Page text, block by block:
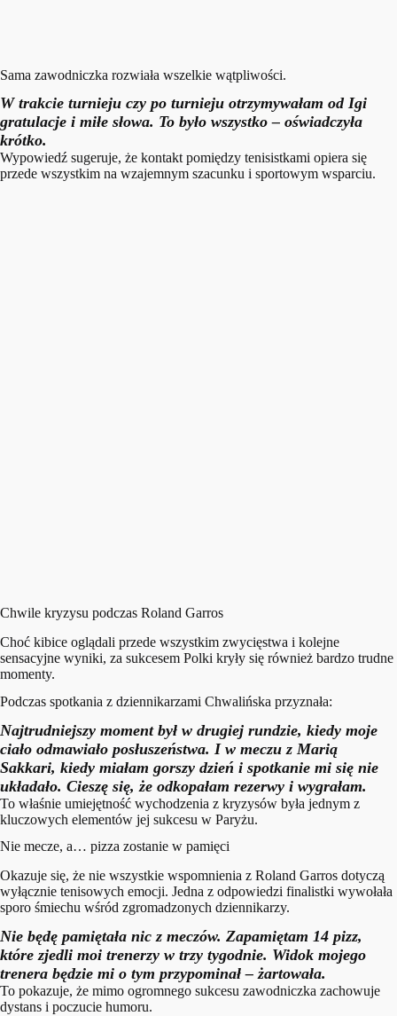
Sama zawodniczka rozwiała wszelkie wątpliwości.
W trakcie turnieju czy po turnieju otrzymywałam od Igi
gratulacje i miłe słowa. To było wszystko– oświadczyła
krótko.
Wypowiedź sugeruje, że kontakt pomiędzy tenisistkami opiera się
przede wszystkim na wzajemnym szacunku i sportowym wsparciu.
Chwile kryzysu podczas Roland Garros
Choć kibice oglądali przede wszystkim zwycięstwa i kolejne
sensacyjne wyniki, za sukcesem Polki kryły się również bardzo trudne
momenty.
Podczas spotkania z dziennikarzami Chwalińska przyznała:
Najtrudniejszy moment był w drugiej rundzie, kiedy moje
ciało odmawiało posłuszeństwa. I w meczu z Marią
Sakkari, kiedy miałam gorszy dzień i spotkanie mi się nie
układało. Cieszę się, że odkopałam rezerwy i wygrałam.
To właśnie umiejętność wychodzenia z kryzysów była jednym z
kluczowych elementów jej sukcesu w Paryżu.
Nie mecze, a… pizza zostanie w pamięci
Okazuje się, że nie wszystkie wspomnienia z Roland Garros dotyczą
wyłącznie tenisowych emocji. Jedna z odpowiedzi finalistki wywołała
sporo śmiechu wśród zgromadzonych dziennikarzy.
Nie będę pamiętała nic z meczów. Zapamiętam 14 pizz,
które zjedli moi trenerzy w trzy tygodnie. Widok mojego
trenera będzie mi o tym przypominał – żartowała.
To pokazuje, że mimo ogromnego sukcesu zawodniczka zachowuje
dystans i poczucie humoru.